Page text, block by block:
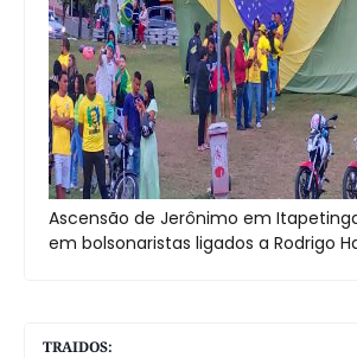
Ascensão de Jerônimo em
em bolsonaristas ligados a Rodrigo
TRAIDOS: